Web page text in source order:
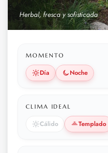
Herbal, fresca y sofisticada
MOMENTO
Día Noche
CLIMA IDEAL
Cálido Templado